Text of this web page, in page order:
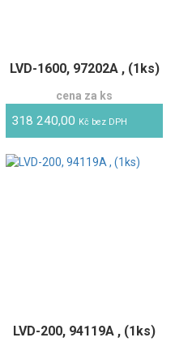
LVD-1600, 97202A , (1ks)
cena za ks
318 240,00 Kč bez DPH
LVD-200, 94119A , (1ks)